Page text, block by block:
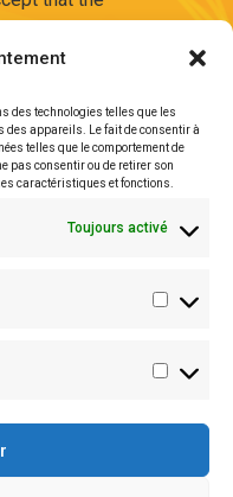
des technologies telles que les
des appareils. Le fait de consentir à
telles que le comportement de
pas consentir ou de retirer son
caractéristiques et fonctions.
Toujours activé
and securely
by ExAdEx-Innov.